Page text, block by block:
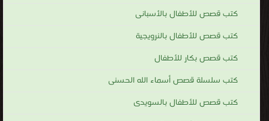
كتب قصص للأطفال بالأسبانى
كتب قصص للأطفال بالنرويجية
كتب قصص بكار للأطفال
كتب سلسلة قصص أسماء الله الحسنى
كتب قصص للأطفال بالسويدى